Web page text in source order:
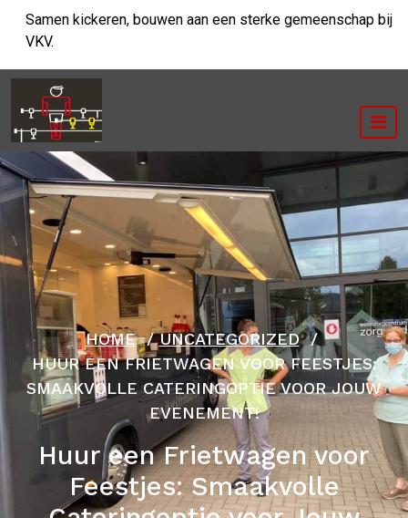
naar
inhoud
Samen kickeren, bouwen aan een sterke gemeenschap bij
VKV.
HOME/UNCATEGORIZED/
HUUR EEN FRIETWAGEN VOOR FEESTJES:
SMAAKVOLLE CATERINGOPTIE VOOR JOUW
EVENEMENT!
Huur een Frietwagen voor
Feestjes: Smaakvolle